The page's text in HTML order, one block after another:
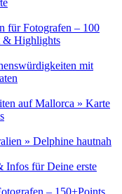
für Fotografen – 100
& Highlights
mit
auf Mallorca » Karte
» Delphine hautnah
Infos für Deine erste
– 150+Points